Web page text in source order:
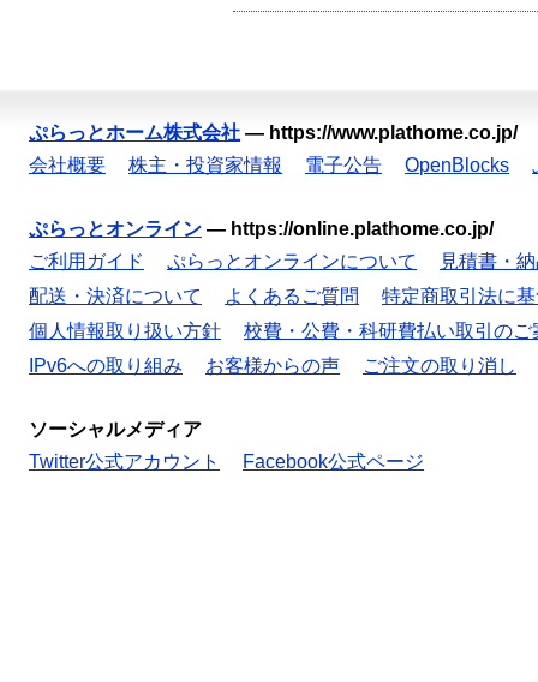
ぷらっとホーム株式会社 — https://www.plathome.co.jp/
会社概要
株主・投資家情報 電子公告 OpenBlocks
ぷらっとオンライン — https://online.plathome.co.jp/
ご利用ガイド
ぷらっとオンラインについて
見積書・
配送・決済について
よくあるご質問
特定商取引法に
個人情報取り扱い方針
校費・公費・科研費払い取引のご
IPv6への取り組み
お客様からの声 ご注文の取り消し
ソーシャルメディア
Twitter公式アカウント
Facebook公式ページ